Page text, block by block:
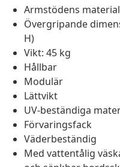
Armstödens
Övergripande
H)
Vikt: 45 kg
Hållbar
Modulär
Lättvikt
UV-beständiga
Förvaringsfack
Väderbeständig
Med vattentålig